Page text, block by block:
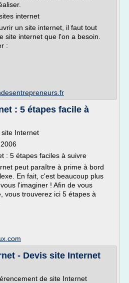
internet
un site internet, il faut tout
site internet que l'on a besoin.
:
: 5 étapes facile à
Internet
: 5 étapes faciles à suivre
peut paraître à prime à bord
En fait, c'est beaucoup plus
l'imaginer ! Afin de vous
vous trouverez ici 5 étapes à
- Devis site Internet
de site Internet